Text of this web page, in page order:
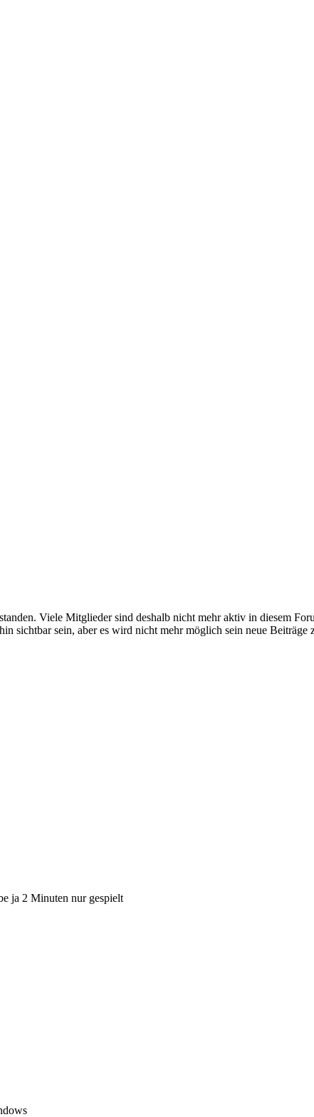
Viele Mitglieder sind deshalb nicht mehr aktiv in diesem
sichtbar sein, aber es wird nicht mehr möglich sein neue
ja 2 Minuten nur gespielt